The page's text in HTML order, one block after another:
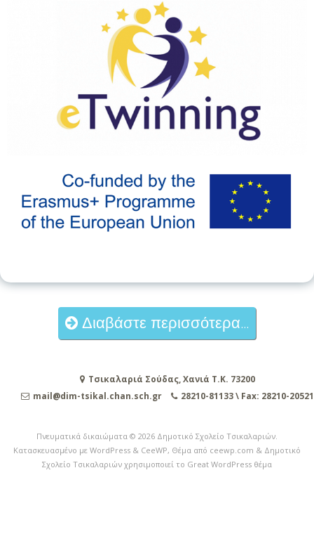
Διαβάστε περισσότερα...
Τσικαλαριά Σούδας, Χανιά Τ.Κ. 73200
mail@dim-tsikal.chan.sch.gr
28210-81133 \ Fax: 28210-20521
Πνευματικά δικαιώματα © 2026 Δημοτικό Σχολείο Τσικαλαριών
Κατασκευασμένο με WordPress & CeeWP, Θέμα από ceewp.com & Δημοτικό
Σχολείο Τσικαλαριών χρησιμοποιεί το Great WordPress θέμα